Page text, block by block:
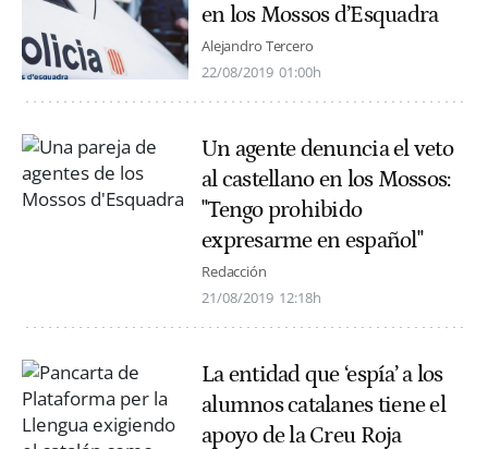
en los Mossos d’Esquadra
Alejandro Tercero
22/08/2019 01:00h
Un agente denuncia el veto
al castellano en los Mossos:
"Tengo prohibido
expresarme en español"
Redacción
21/08/2019 12:18h
La entidad que ‘espía’ a los
alumnos catalanes tiene el
apoyo de la Creu Roja